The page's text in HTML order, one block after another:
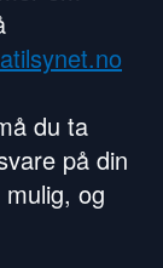
du ta
på din
og